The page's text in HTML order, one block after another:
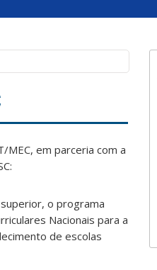
em parceria com a
o programa
Nacionais para a
de escolas